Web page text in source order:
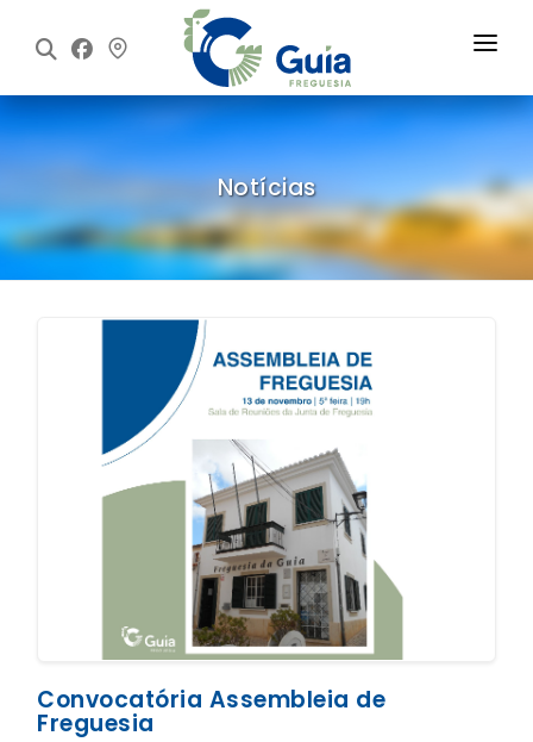
Início
Freguesia
Executivo
Assembleia
Informações
Notícias
Contactos
Notícias
Convocatória Assembleia de
Freguesia